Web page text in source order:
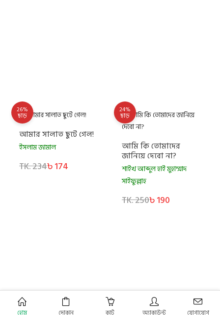
হোম দোকান কার্ট অ্যাকাউন্ট যোগাযোগ
26%
ছাড়
আমার সালাত ছুটে গেল!
ইসলাম জামাল
TK. 234৳ 174
24%
ছাড়
আমি কি তোমাদের
জানিয়ে দেবো না?
শাইখ আব্দুল হাই মুহাম্মাদ
সাইফুল্লাহ
TK. 250৳ 190
25%
ছাড়